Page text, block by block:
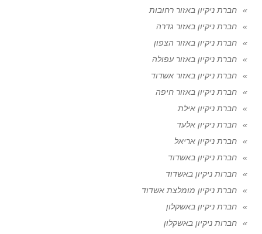
חברת ניקיון באזור רחובות
חברת ניקיון באזור גדרה
חברת ניקיון באזור הצפון
חברת ניקיון באזור עפולה
חברת ניקיון באזור אשדוד
חברת ניקיון באזור חיפה
חברת ניקיון אילת
חברת ניקיון אלעד
חברת ניקיון אריאל
חברת ניקיון באשדוד
חברות ניקיון באשדוד
חברת ניקיון מומלצת אשדוד
חברת ניקיון באשקלון
חברות ניקיון באשקלון